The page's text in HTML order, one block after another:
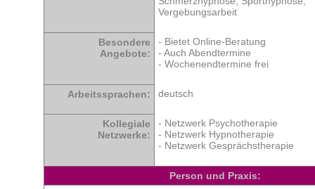
Vergebungsarbeit
Besondere
Angebote:
- Bietet Online-Beratung
- Auch Abendtermine
- Wochenendtermine frei
Arbeitssprachen: deutsch
Kollegiale
Netzwerke:
- Netzwerk Psychotherapie
- Netzwerk Hypnotherapie
- Netzwerk Gesprächstherapie
Person und Praxis: